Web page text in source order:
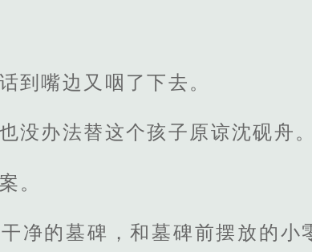
到嘴边又咽了下去。
没办法替这个孩子原谅沈砚舟。
。
净的墓碑，和墓碑前摆放的小